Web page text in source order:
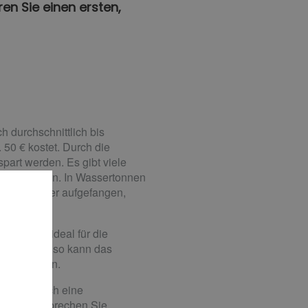
Sie einen ersten,
durchschnittlich bis
€ kostet. Durch die
werden. Es gibt viele
In Wassertonnen
aufgefangen,
er sich ideal für die
Ebenso kann das
werden.
durch eine